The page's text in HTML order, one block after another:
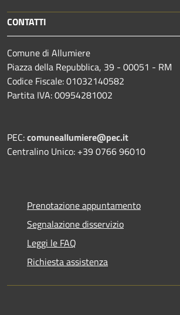
CONTATTI
Comune di Allumiere
Piazza della Repubblica, 39 - 00051 - RM
Codice Fiscale: 01032140582
Partita IVA: 00954281002
PEC:comuneallumiere@pec.it
Centralino Unico: +39 0766 96010
Prenotazione appuntamento
Segnalazione disservizio
Leggi le FAQ
Richiesta assistenza